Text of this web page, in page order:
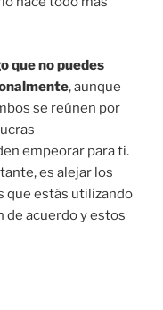
que no puedes
, aunque
se reúnen por
empeorar para ti.
es alejar los
que estás utilizando
de acuerdo y estos